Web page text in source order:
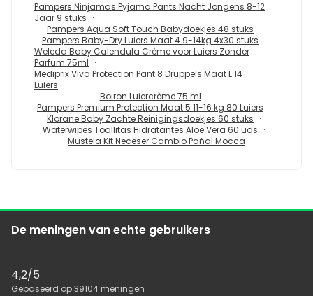
Pampers Ninjamas Pyjama Pants Nacht Jongens 8-12
Jaar 9 stuks
Pampers Aqua Soft Touch Babydoekjes 48 stuks
Pampers Baby-Dry Luiers Maat 4 9-14kg 4x30 stuks
Weleda Baby Calendula Crème voor Luiers Zonder
Parfum 75ml
Mediprix Viva Protection Pant 8 Druppels Maat L 14
Luiers
Boiron Luiercrème 75 ml
Pampers Premium Protection Maat 5 11-16 kg 80 Luiers
Klorane Baby Zachte Reinigingsdoekjes 60 stuks
Waterwipes Toallitas Hidratantes Aloe Vera 60 uds
Mustela Kit Neceser Cambio Pañal Mocca
De meningen van echte gebruikers
4,2/5
Gebaseerd op39104 meningen